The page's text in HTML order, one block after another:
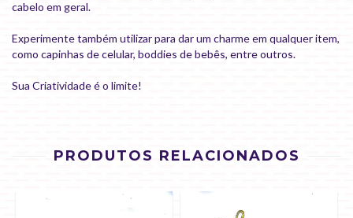
cabelo em geral.
Experimente também utilizar para dar um charme em qualquer item,
como capinhas de celular, boddies de bebês, entre outros.
Sua Criatividade é o limite!
PRODUTOS RELACIONADOS